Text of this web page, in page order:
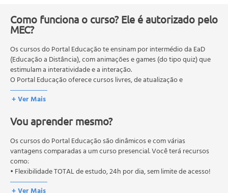
Processos que facilitam a inclusão digital
Alfabetização digital
Internet na Educação
As potencialidades de aprendizagem interativa e
colaborativa na Internet
Os processos de seleção e resumo de informações para
o uso da Internet
Pensamento em Hipertexto e a Internet
Teorias da Aprendizagem aliando-se ao uso da Internet
Teoria Comportamental
Teoria Cognitivista
Teoria Construtivista
Teoria Inteligências Múltiplas
Pesquisas na Internet como recursos educativos
Como funciona o curso? Ele é autorizado pelo
MEC?
Os cursos do Portal Educação te ensinam por intermédio da EaD
(Educação a Distância), com animações e games (do tipo quiz) que
estimulam a interatividade e a interação.
O Portal Educação oferece cursos livres, de atualização e
qualificação profissional. São destinados a proporcionar ao
profissional conhecimentos que permitam o desenvolvimento de
O MEC (Ministério da Educação), trata da política nacional de
educação em geral, mas autoriza apenas cursos de graduação e
pós-graduação. Os cursos técnicos e profissionalizantes são
autorizados pelas Secretarias Estaduais de Educação.
+ Ver Mais
Vou aprender mesmo?
Os cursos do Portal Educação são dinâmicos e com várias
vantagens comparadas a um curso presencial. Você terá recursos
como:
• Flexibilidade TOTAL de estudo, 24h por dia, sem limite de acesso!